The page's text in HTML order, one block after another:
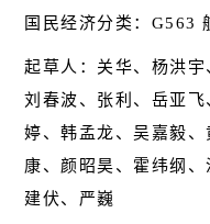
国民经济分类：G563
起草人：关华、杨洪宇
刘春波、张利、岳亚
婷、韩孟龙、吴嘉毅
康、颜昭昊、霍纬纲
建伏、严巍